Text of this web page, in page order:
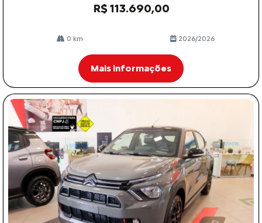
R$ 113.690,00
0 km 2026/2026
Mais informações